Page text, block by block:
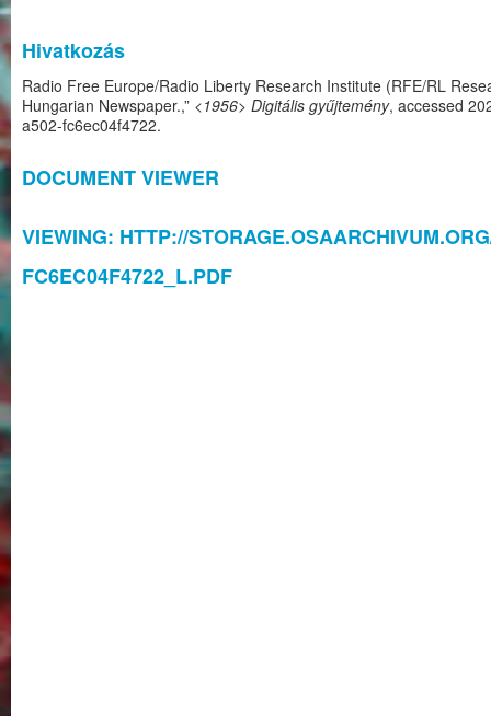
Hivatkozás
Radio Free Europe/Radio Liberty Research Institute (RFE/RL
Hungarian Newspaper.,” <1956> Digitális gyűjtemény, accessed
a502-fc6ec04f4722.
DOCUMENT VIEWER
VIEWING: HTTP://
FC6EC04F4722_L.PDF